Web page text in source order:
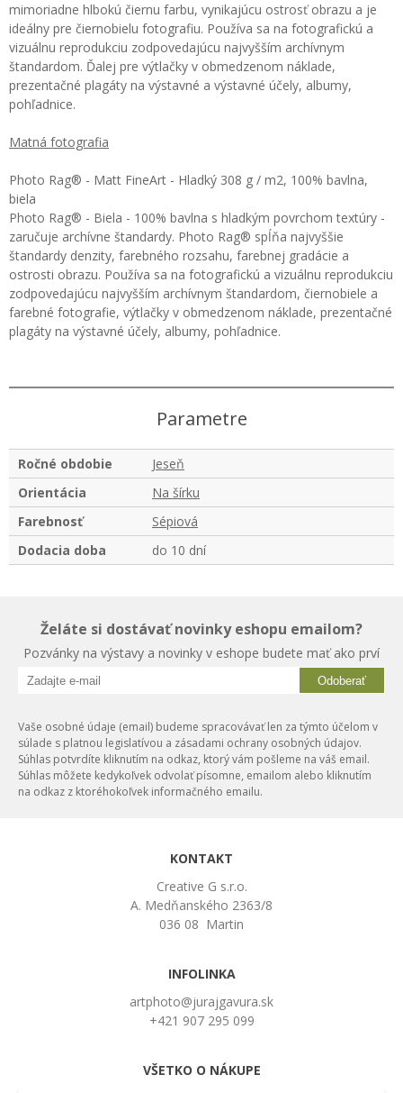
mimoriadne hlbokú čiernu farbu, vynikajúcu ostrosť obrazu a je
ideálny pre čiernobielu fotografiu. Používa sa na fotografickú a
vizuálnu reprodukciu zodpovedajúcu najvyšším archívnym
štandardom. Ďalej pre výtlačky v obmedzenom náklade,
prezentačné plagáty na výstavné a výstavné účely, albumy,
pohľadnice.
Matná fotografia
Photo Rag® - Matt FineArt - Hladký 308 g / m2, 100% bavlna,
biela
Photo Rag® - Biela - 100% bavlna s hladkým povrchom textúry -
zaručuje archívne štandardy. Photo Rag® spĺňa najvyššie
štandardy denzity, farebného rozsahu, farebnej gradácie a
ostrosti obrazu. Používa sa na fotografickú a vizuálnu reprodukciu
zodpovedajúcu najvyšším archívnym štandardom, čiernobiele a
farebné fotografie, výtlačky v obmedzenom náklade, prezentačné
plagáty na výstavné účely, albumy, pohľadnice.
Parametre
Ročné obdobie
Jeseň
Orientácia
Na šírku
Farebnosť
Sépiová
Dodacia doba
do 10 dní
Želáte si dostávať novinky eshopu emailom?
Pozvánky na výstavy a novinky v eshope budete mať ako prví
Odoberať
Vaše osobné údaje (email) budeme spracovávať len za týmto účelom v
súlade s platnou legislatívou a zásadami ochrany osobných údajov.
Súhlas potvrdíte kliknutím na odkaz, ktorý vám pošleme na váš email.
Súhlas môžete kedykoľvek odvolať písomne, emailom alebo kliknutím
na odkaz z ktoréhokoľvek informačného emailu.
KONTAKT
Creative G s.r.o.
A. Medňanského 2363/8
036 08 Martin
INFOLINKA
artphoto@jurajgavura.sk
+421 907 295 099
VŠETKO O NÁKUPE